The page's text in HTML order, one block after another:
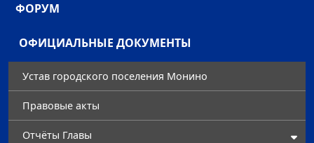
ФОРУМ
ОФИЦИАЛЬНЫЕ ДОКУМЕНТЫ
Устав городского поселения Монино
Правовые акты
Отчёты Главы